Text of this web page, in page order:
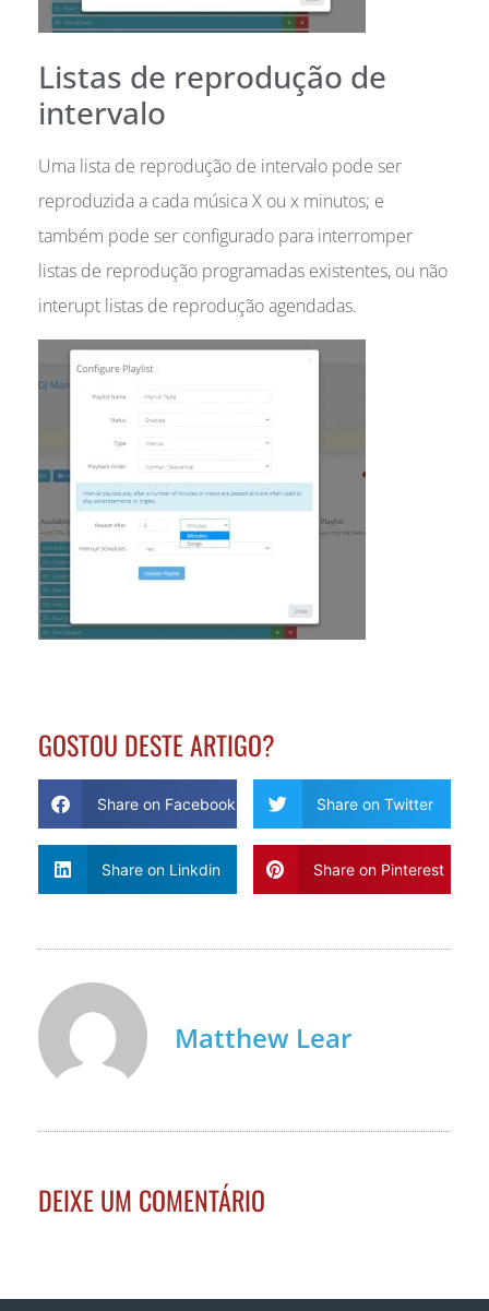
Listas de reprodução de
intervalo
Uma lista de reprodução de intervalo pode ser
reproduzida a cada música X ou x minutos; e
também pode ser configurado para interromper
listas de reprodução programadas existentes, ou não
interupt listas de reprodução agendadas.
GOSTOU DESTE ARTIGO?
Share on Facebook Share on Twitter
Share on Linkdin Share on Pinterest
Matthew Lear
DEIXE UM COMENTÁRIO